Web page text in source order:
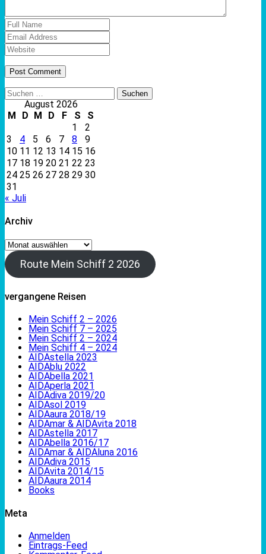
Suchen
nach:August 2026
M
D M D F S
S
1
2
3
4 5 6 7 8
9
10 11 12 13 14 15 16
17 18 19 20 21 22 23
24 25 26 27 28 29 30
31
« Juli
Archiv
Archiv
Route Mein Schiff 2 2026
vergangene Reisen
Mein Schiff 2 – 2026
Mein Schiff 7 – 2025
Mein Schiff 2 – 2024
Mein Schiff 4 – 2024
AIDAstella 2023
AIDAblu 2022
AIDAbella 2021
AIDAperla 2021
AIDAdiva 2019/20
AIDAsol 2019
AIDAaura 2018/19
AIDAmar & AIDAvita 2018
AIDAstella 2017
AIDAbella 2016/17
AIDAmar & AIDAluna 2016
AIDAdiva 2015
AIDAvita 2014/15
AIDAaura 2014
Books
Meta
Anmelden
Eintrags-Feed